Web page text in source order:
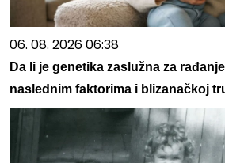
06. 08. 2026 06:38
Da li je genetika zaslužna za
naslednim faktorima i blizanačkoj